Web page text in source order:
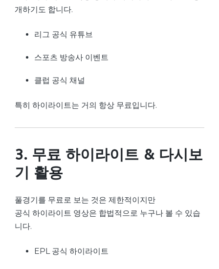
개하기도 합니다.
리그 공식 유튜브
스포츠 방송사 이벤트
클럽 공식 채널
특히 하이라이트는 거의 항상 무료입니다.
3. 무료 하이라이트 & 다시보
기 활용
풀경기를 무료로 보는 것은 제한적이지만
공식 하이라이트 영상은 합법적으로 누구나 볼 수 있습
니다.
EPL 공식 하이라이트